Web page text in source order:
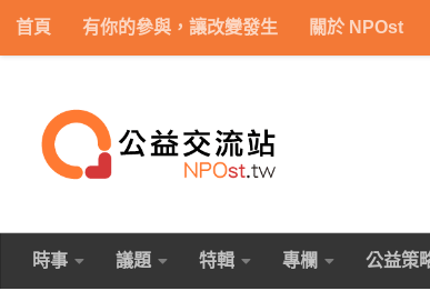
Skip to content
首頁 有你的參與，讓改變發生 關於 NPOst
時事 議題 特輯 專欄 公益策